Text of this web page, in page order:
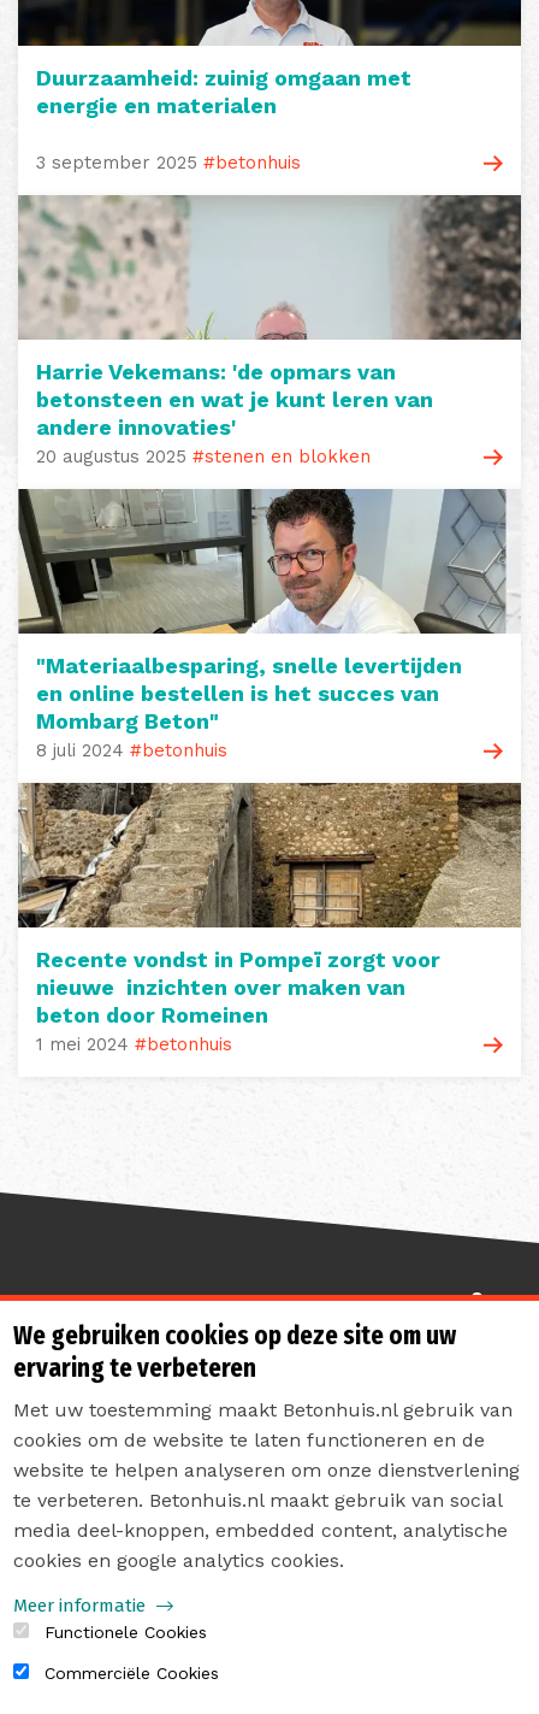
Duurzaamheid: zuinig omgaan met
energie en materialen
3 september 2025 #betonhuis
Harrie Vekemans: 'de opmars van
betonsteen en wat je kunt leren van
andere innovaties'
20 augustus 2025 #stenen en blokken
"Materiaalbesparing, snelle levertijden
en online bestellen is het succes van
Mombarg Beton"
8 juli 2024 #betonhuis
Recente vondst in Pompeï zorgt voor
nieuwe inzichten over maken van
beton door Romeinen
1 mei 2024 #betonhuis
Sterk de toekomst in
Contact
Privacyverklaring
Sitemap
We gebruiken cookies op deze site om uw
ervaring te verbeteren
Met uw toestemming maakt Betonhuis.nl gebruik van
cookies om de website te laten functioneren en de
website te helpen analyseren om onze dienstverlening
te verbeteren. Betonhuis.nl maakt gebruik van social
media deel-knoppen, embedded content, analytische
cookies en google analytics cookies.
Meer informatie
Functionele Cookies
Commerciële Cookies